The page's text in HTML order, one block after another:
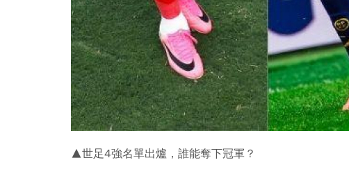
▲世足4強名單出爐，誰能奪下冠軍？